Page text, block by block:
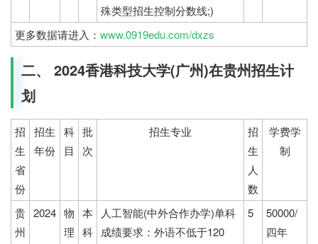
殊类型招生控制分数线;)
更多数据请进入： www.0919edu.com/dxzs
二、 2024香港科技大学(广州)在贵州招生计
划
招
生
省
份
招生
年份
科
目
批
次
招生专业
招
生
人
数
学费学
制
贵
州
2024 物
理
本
科
人工智能(中外合作办学)单科
成绩要求：外语不低于120
5
50000/
四年